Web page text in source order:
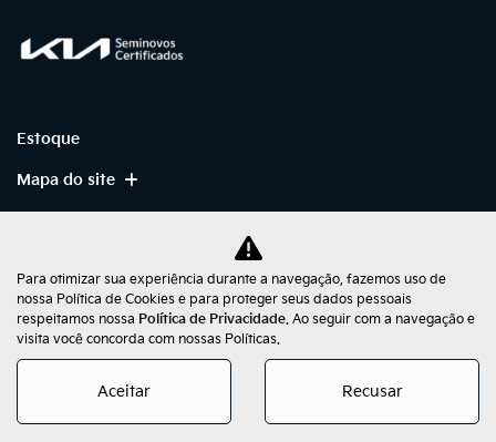
Estoque
Mapa do site
No trânsito, enxergar o outro salva vidas.
Para otimizar sua experiência durante a navegação, fazemos uso de
nossa Política de Cookies e para proteger seus dados pessoais
respeitamos nossa Política de Privacidade. Ao seguir com a navegação e
visita você concorda com nossas Políticas.
Aceitar Recusar